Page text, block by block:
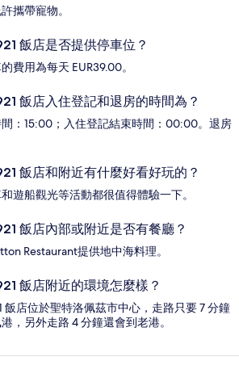
攜帶寵物。
飯店是否提供停車位？
費用為每天 EUR39.00。
飯店入住登記和退房的時間為？
：15:00；入住登記結束時間：00:00。退房
飯店和附近有什麼好看好玩的？
遊船觀光等活動都很值得體驗一下。
飯店內部或附近是否有餐廳？
Restaurant提供地中海料理。
飯店附近的環境怎麼樣？
飯店位於聖特洛佩茲市中心，走路只要 7 分鐘
，另外走路 4 分鐘還會到老港。